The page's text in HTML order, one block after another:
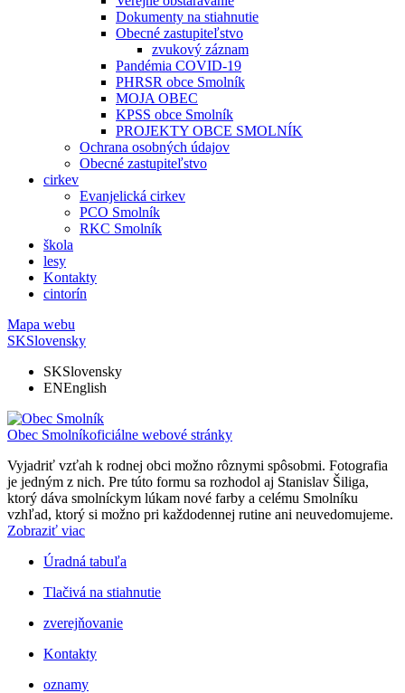
Dokumenty na stiahnutie
Obecné zastupiteľstvo
zvukový záznam
Pandémia COVID-19
PHRSR obce Smolník
MOJA OBEC
KPSS obce Smolník
PROJEKTY OBCE SMOLNÍK
Ochrana osobných údajov
Obecné zastupiteľstvo
cirkev
Evanjelická cirkev
PCO Smolník
RKC Smolník
škola
lesy
Kontakty
cintorín
Mapa webu
SKSlovensky
SKSlovensky
ENEnglish
Obec Smolníkoficiálne webové stránky
Vyjadriť vzťah k rodnej obci možno rôznymi spôsobmi. Fotografia
je jedným z nich. Pre túto formu sa rozhodol aj Stanislav Šiliga,
ktorý dáva smolníckym lúkam nové farby a celému Smolníku
vzhľad, ktorý si možno pri každodennej rutine ani neuvedomujeme.
Zobraziť viac
Úradná tabuľa
Tlačivá na stiahnutie
zverejňovanie
Kontakty
oznamy